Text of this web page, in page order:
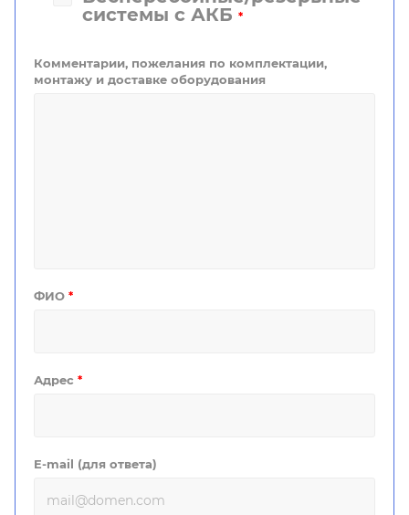
системы с АКБ *
Комментарии, пожелания по комплектации,
монтажу и доставке оборудования
ФИО *
Адрес *
E-mail (для ответа)